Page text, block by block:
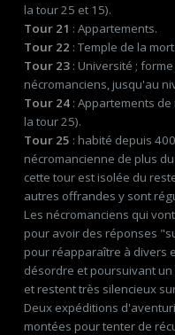
la tour 25 et 15).
Tour 21 : Appartements.
Tour 22 : Temple de la mort.
Tour 23: Université ;
nécromanciens, jusqu'au
Tour 24: Appartements
la tour 25).
Tour 25 : habité depuis
nécromancienne de plus
cette tour est isolée du
autres offrandes y sont
Les nécromanciens qui
pour avoir des réponses
pour réapparaître à divers
désordre et poursuivant
et restent très silencieux
Deux expéditions
montées pour tenter de